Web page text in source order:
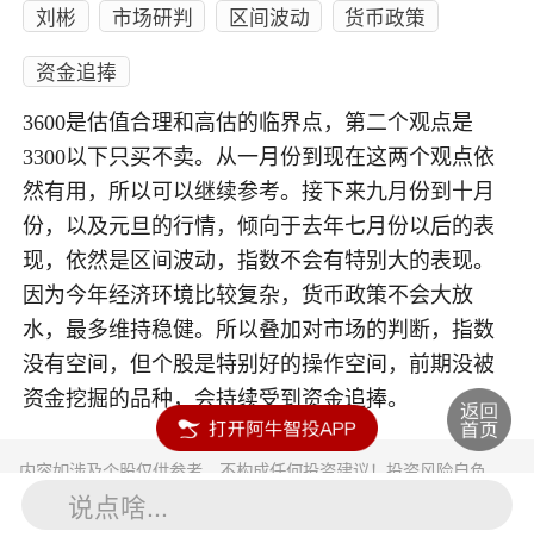
刘彬 市场研判 区间波动
货币政策
资金追捧
3600是估值合理和高估的临界点，第二个观点是
3300以下只买不卖。从一月份到现在这两个观点依
然有用，所以可以继续参考。接下来九月份到十月
份，以及元旦的行情，倾向于去年七月份以后的表
现，依然是区间波动，指数不会有特别大的表现。
因为今年经济环境比较复杂，货币政策不会大放
水，最多维持稳健。所以叠加对市场的判断，指数
没有空间，但个股是特别好的操作空间，前期没被
资金挖掘的品种，会持续受到资金追捧。
内容如涉及个股仅供参考，不构成任何投资建议！投资风险自负。
投资有风险，入市须谨慎。
说点啥...